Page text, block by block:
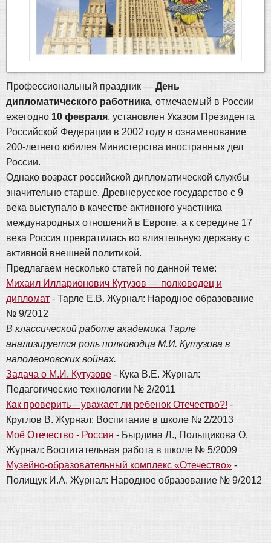
Профессиональный праздник — День
дипломатического работника, отмечаемый в России
ежегодно 10 февраля, установлен Указом Президента
Российской Федерации в 2002 году в ознаменование
200-летнего юбилея Министерства иностранных дел
России.
Однако возраст российской дипломатической службы
значительно старше. Древнерусское государство с 9
века выступало в качестве активного участника
международных отношений в Европе, а к середине 17
века Россия превратилась во влиятельную державу с
активной внешней политикой.
Предлагаем несколько статей по данной теме:
Михаил Илларионович Кутузов — полководец и
дипломат - Тарле Е.В. Журнал: Народное образование
№ 9/2012
В классической работе академика Тарле
анализируется роль полководца М.И. Кутузова в
наполеоновских войнах.
Задача о М.И. Кутузове - Кука В.Е. Журнал:
Педагогические технологии № 2/2011
Как проверить – уважает ли ребенок Отечество?! -
Круглов В. Журнал: Воспитание в школе № 2/2013
Моё Отечество - Россия - Бырдина Л., Польщикова О.
Журнал: Воспитательная работа в школе № 5/2009
Музейно-образовательный комплекс «Отечество» -
Полищук И.А. Журнал: Народное образование № 9/2012